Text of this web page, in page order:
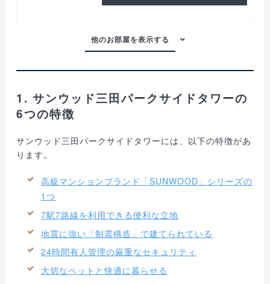
1. サンウッド三田パークサイドタワーの
6つの特徴
サンウッド三田パークサイドタワーには、以下の特徴があ
ります。
高級マンションブランド「SUNWOOD」シリーズの
1つ
7駅7路線を利用できる便利な立地
地震に強い「制震構造」で建てられている
24時間有人管理の厳重なセキュリティ
大切なペットと快適に暮らせる